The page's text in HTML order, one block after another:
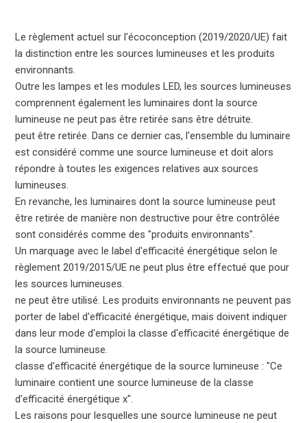
Le règlement actuel sur l'écoconception (2019/2020/UE) fait
la distinction entre les sources lumineuses et les produits
environnants.
Outre les lampes et les modules LED, les sources lumineuses
comprennent également les luminaires dont la source
lumineuse ne peut pas être retirée sans être détruite.
peut être retirée. Dans ce dernier cas, l'ensemble du luminaire
est considéré comme une source lumineuse et doit alors
répondre à toutes les exigences relatives aux sources
lumineuses.
En revanche, les luminaires dont la source lumineuse peut
être retirée de manière non destructive pour être contrôlée
sont considérés comme des "produits environnants".
Un marquage avec le label d'efficacité énergétique selon le
règlement 2019/2015/UE ne peut plus être effectué que pour
les sources lumineuses.
ne peut être utilisé. Les produits environnants ne peuvent pas
porter de label d'efficacité énergétique, mais doivent indiquer
dans leur mode d'emploi la classe d'efficacité énergétique de
la source lumineuse.
classe d'efficacité énergétique de la source lumineuse : "Ce
luminaire contient une source lumineuse de la classe
d'efficacité énergétique x".
Les raisons pour lesquelles une source lumineuse ne peut